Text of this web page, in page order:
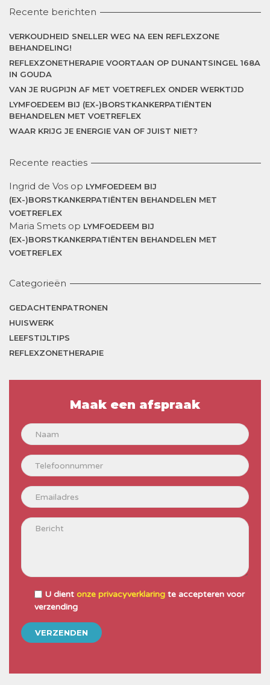
Recente berichten
VERKOUDHEID SNELLER WEG NA EEN REFLEXZONE
BEHANDELING!
REFLEXZONETHERAPIE VOORTAAN OP DUNANTSINGEL 168A
IN GOUDA
VAN JE RUGPIJN AF MET VOETREFLEX ONDER WERKTIJD
LYMFOEDEEM BIJ (EX-)BORSTKANKERPATIËNTEN
BEHANDELEN MET VOETREFLEX
WAAR KRIJG JE ENERGIE VAN OF JUIST NIET?
Recente reacties
Ingrid de Vos op LYMFOEDEEM BIJ
(EX-)BORSTKANKERPATIËNTEN BEHANDELEN MET
VOETREFLEX
Maria Smets op LYMFOEDEEM BIJ
(EX-)BORSTKANKERPATIËNTEN BEHANDELEN MET
VOETREFLEX
Categorieën
GEDACHTENPATRONEN
HUISWERK
LEEFSTIJLTIPS
REFLEXZONETHERAPIE
Maak een afspraak
U dient onze privacyverklaring te accepteren voor
verzending